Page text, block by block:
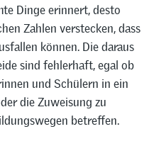
Dinge erinnert, desto
Zahlen verstecken, dass
können. Die daraus
sind fehlerhaft, egal ob
und Schülern in ein
die Zuweisung zu
betreffen.